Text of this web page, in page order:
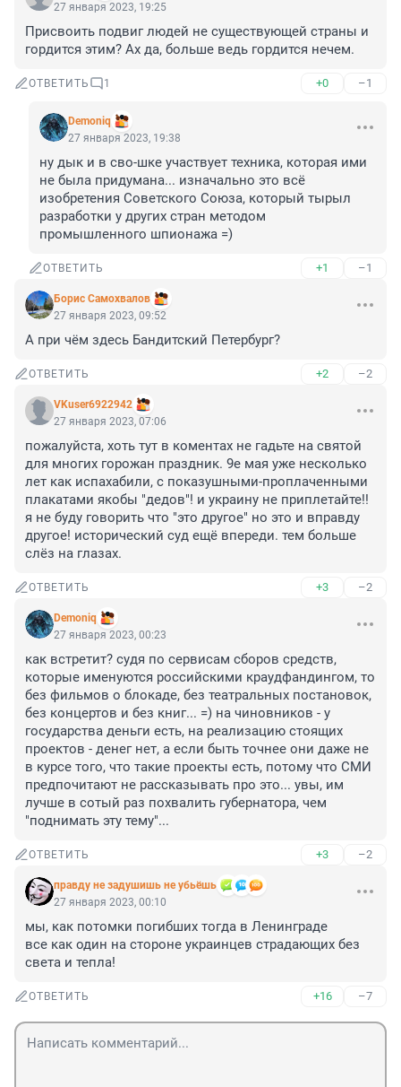
27 января 2023, 19:25
Присвоить подвиг людей не существующей страны и
гордится этим? Ах да, больше ведь гордится нечем.
ОТВЕТИТЬ 1 +0 –1
Demoniq
27 января 2023, 19:38
ну дык и в сво-шке участвует техника, которая ими
не была придумана... изначально это всё
изобретения Советского Союза, который тырыл
разработки у других стран методом
промышленного шпионажа =)
ОТВЕТИТЬ +1 –1
Борис Самохвалов
27 января 2023, 09:52
А при чём здесь Бандитский Петербург?
ОТВЕТИТЬ +2 –2
VKuser6922942
27 января 2023, 07:06
пожалуйста, хоть тут в коментах не гадьте на святой
для многих горожан праздник. 9е мая уже несколько
лет как испахабили, с показушными-проплаченными
плакатами якобы "дедов"! и украину не приплетайте!!
я не буду говорить что "это другое" но это и вправду
другое! исторический суд ещё впереди. тем больше
слёз на глазах.
ОТВЕТИТЬ +3 –2
Demoniq
27 января 2023, 00:23
как встретит? судя по сервисам сборов средств,
которые именуются российскими краудфандингом, то
без фильмов о блокаде, без театральных постановок,
без концертов и без книг... =) на чиновников - у
государства деньги есть, на реализацию стоящих
проектов - денег нет, а если быть точнее они даже не
в курсе того, что такие проекты есть, потому что СМИ
предпочитают не рассказывать про это... увы, им
лучше в сотый раз похвалить губернатора, чем
"поднимать эту тему"...
ОТВЕТИТЬ +3 –2
правду не задушишь не убьёшь
27 января 2023, 00:10
мы, как потомки погибших тогда в Ленинграде
все как один на стороне украинцев страдающих без
света и тепла!
ОТВЕТИТЬ +16 –7